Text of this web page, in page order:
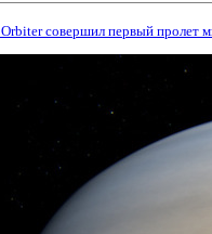
совершил первый пролет